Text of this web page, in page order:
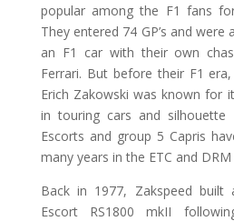
popular among the F1 fans
They entered 74 GP’s and
an F1 car with their own
Ferrari. But before their F1
Erich Zakowski was known for
in touring cars and silhouette
Escorts and group 5 Capris
many years in the ETC and
Back in 1977, Zakspeed
Escort RS1800 mkII